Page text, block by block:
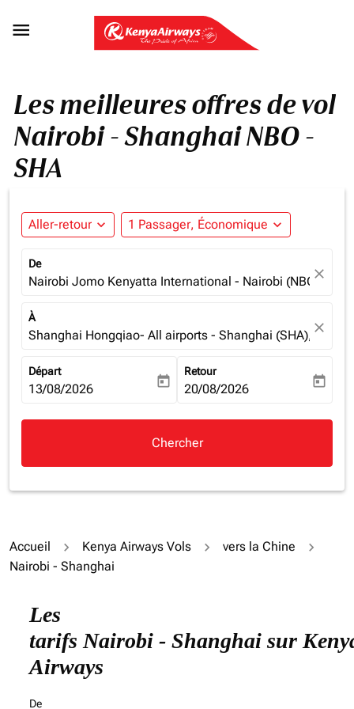

Les meilleures offres de vol
Nairobi - Shanghai NBO -
SHA
Aller-retour expand_more 1 Passager, Économique expand_more
De
Nairobi Jomo Kenyatta International - Nairobi (NBO),
close
À
Shanghai Hongqiao- All airports - Shanghai (SHA), China
close
Départ
fc-booking-departure-date-aria-label
13/08/2026 today
Retour
fc-booking-return-date-aria-
20/08/2026 today
Chercher
Accueil Kenya Airways Vols
vers la Chine
Nairobi - Shanghai
Les
tarifs Nairobi - Shanghai sur
Airways
De
Essayez de mettre à jour votre itinéraire (origine et/